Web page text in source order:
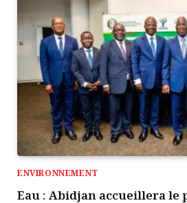
ENVIRONNEMENT
Eau : Abidjan accueillera le